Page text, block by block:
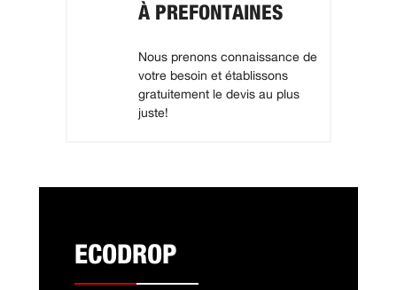
À PREFONTAINES
Nous prenons connaissance de
votre besoin et établissons
gratuitement le devis au plus
juste!
ECODROP